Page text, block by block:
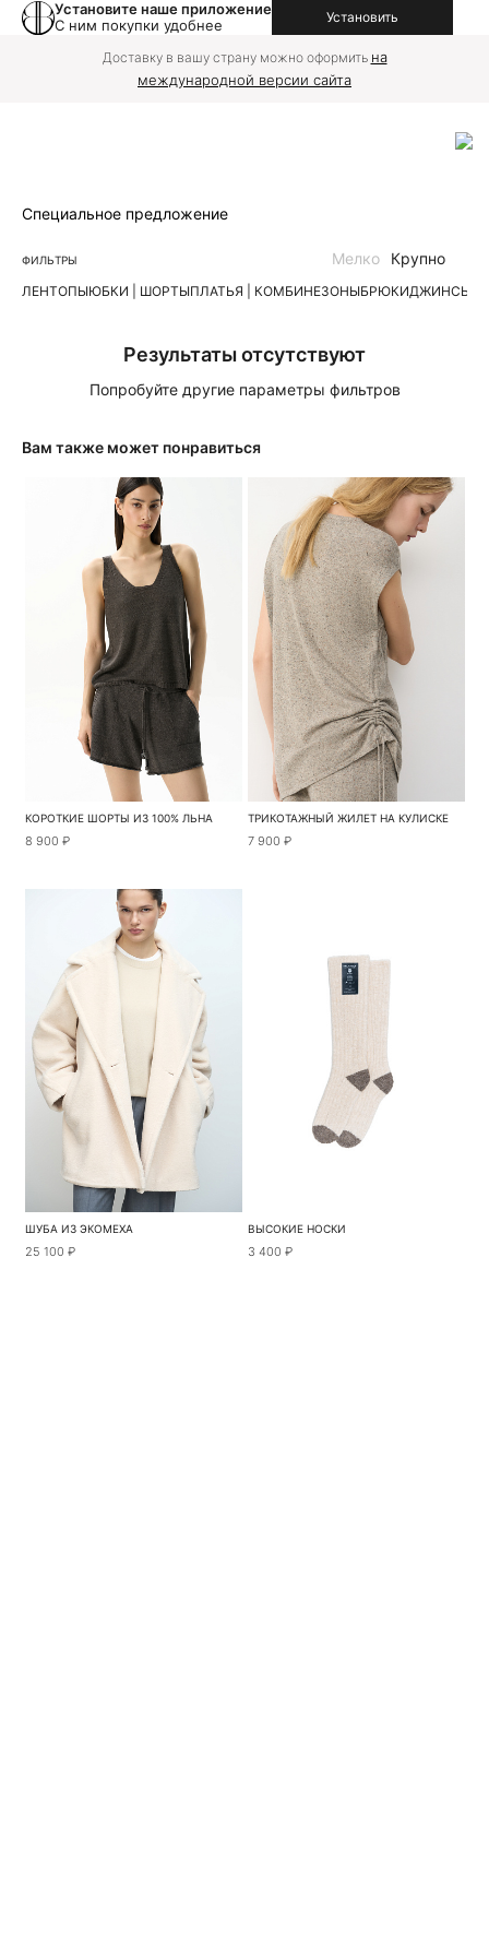
Установите наше приложение
С ним покупки удобнее
Установить
Доставку в вашу страну можно оформить на
международной версии сайта
Специальное предложение
ФИЛЬТРЫ
ЛЕНТОПЫЮБКИ | ШОРТЫПЛАТЬЯ | КОМБИНЕЗОНЫБРЮКИДЖИНСЫ
Мелко Крупно
Результаты отсутствуют
Попробуйте другие параметры фильтров
Вам также может понравиться
КОРОТКИЕ ШОРТЫ ИЗ 100% ЛЬНА
8 900 ₽
ТРИКОТАЖНЫЙ ЖИЛЕТ НА КУЛИСКЕ
7 900 ₽
ШУБА ИЗ ЭКОМЕХА
25 100 ₽
ВЫСОКИЕ НОСКИ
3 400 ₽